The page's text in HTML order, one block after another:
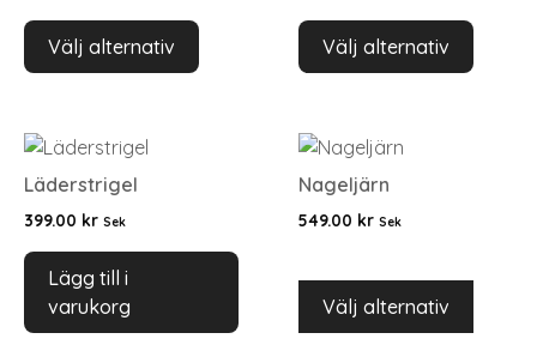
Välj alternativ Välj alternativ
Läderstrigel
399.00 kr Sek
Lägg till i
varukorg
Nageljärn
549.00 kr Sek
Välj alternativ